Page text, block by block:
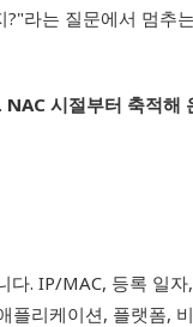
라는 질문에서 멈추
NAC시절부터 축적해
다. IP/MAC, 등록 일
플리케이션, 플랫폼,